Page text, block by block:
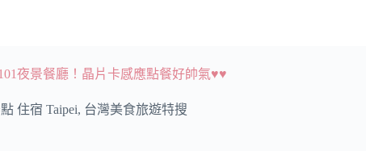
夜景餐廳！晶片卡感應點餐好帥氣♥♥
住宿 Taipei, 台灣美食旅遊特搜